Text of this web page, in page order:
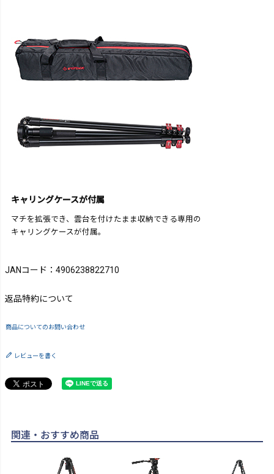
キャリングケースが付属
マチを拡張でき、雲台を付けたまま収納できる専用の
キャリングケースが付属。
JANコード：4906238822710
返品特約について
商品についてのお問い合わせ
レビューを書く
関連・おすすめ商品